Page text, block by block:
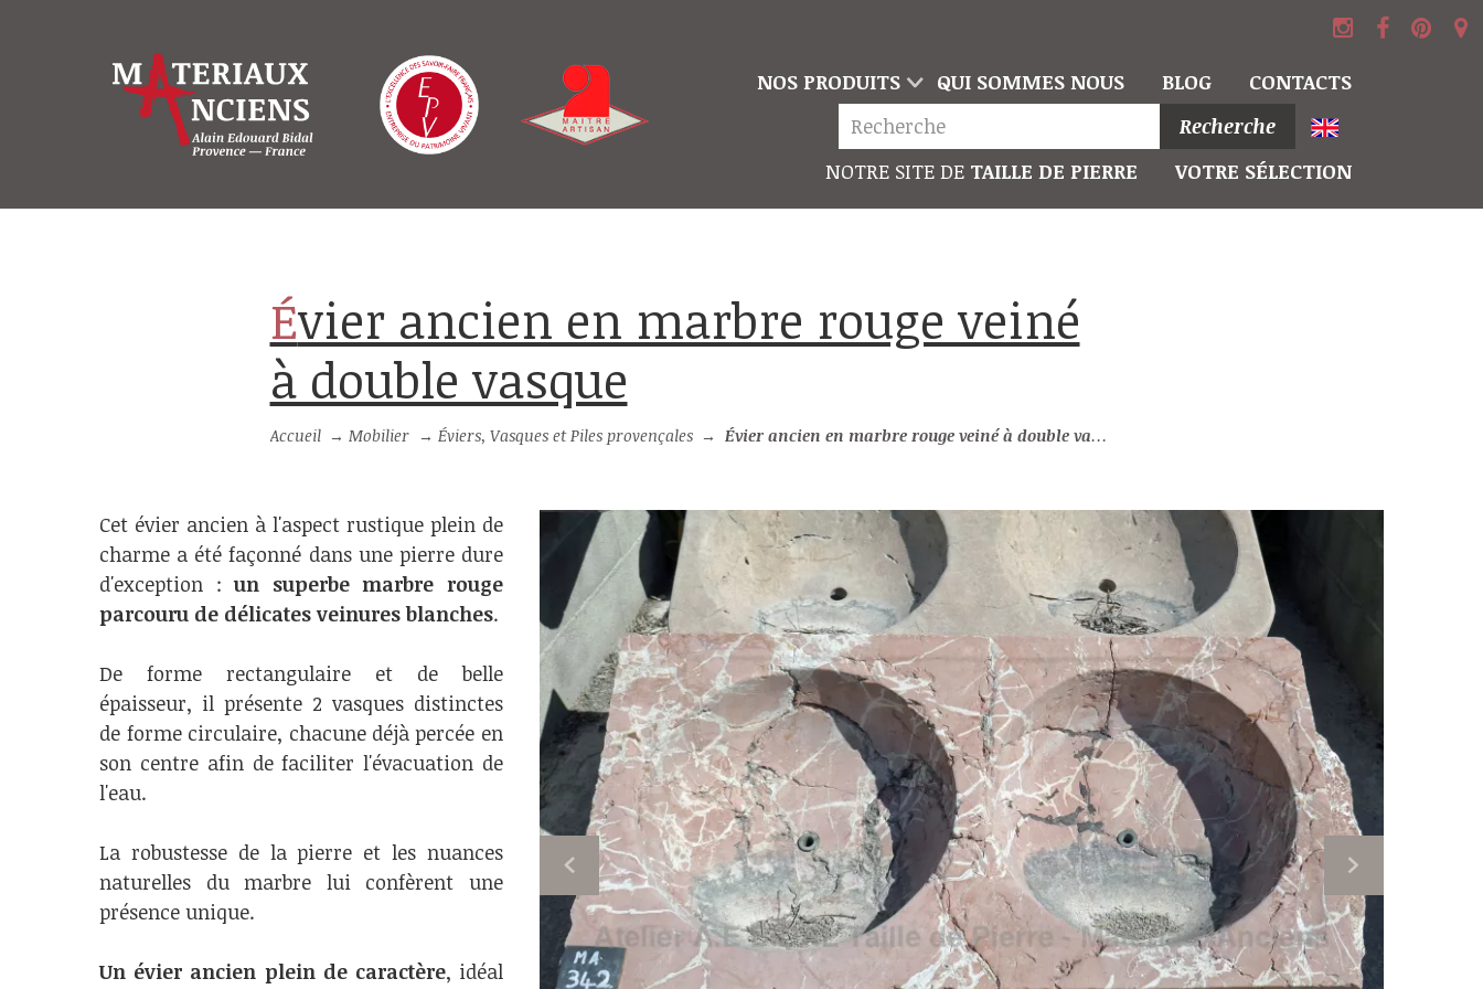
NOS PRODUITS QUI SOMMES NOUS BLOG
CONTACTS
Recherche
NOTRE SITE DE TAILLE DE PIERRE VOTRE SÉLECTION
Évier ancien en marbre rouge veiné
à double vasque
Accueil →Mobilier → Éviers, Vasques et Piles provençales → Évier ancien en marbre rouge veiné à double vasque
Cet évier ancien à l'aspect rustique plein de
charme a été façonné dans une pierre dure
d'exception :un superbe marbre rouge
parcouru de délicates veinures blanches.
De forme rectangulaire et de belle
épaisseur, il présente 2 vasques distinctes
de forme circulaire, chacune déjà percée en
son centre afin de faciliter l'évacuation de
l'eau.
La robustesse de la pierre et les nuances
naturelles du marbre lui confèrent une
présence unique.
Un évier ancien plein de caractère, idéal